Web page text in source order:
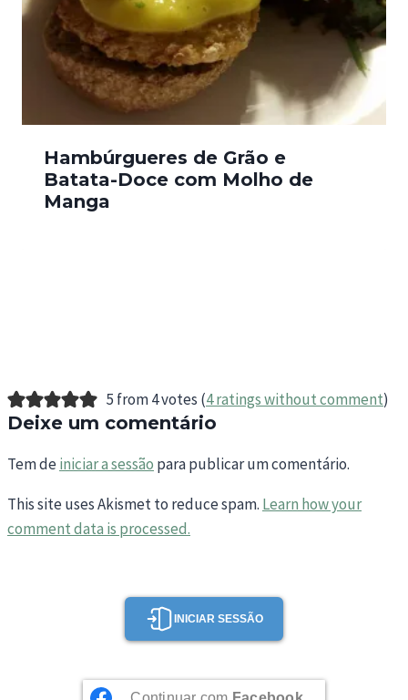
Hambúrgueres de Grão e
Batata-Doce com Molho de
Manga
5 from 4 votes (4 ratings without comment)
Deixe um comentário
Tem deiniciar a sessão para publicar um comentário.
This site uses Akismet to reduce spam. Learn how your
comment data is processed.
INICIAR SESSÃO